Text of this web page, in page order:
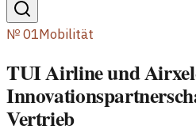
№01Mobilität
TUI Airline und
Vertrieb